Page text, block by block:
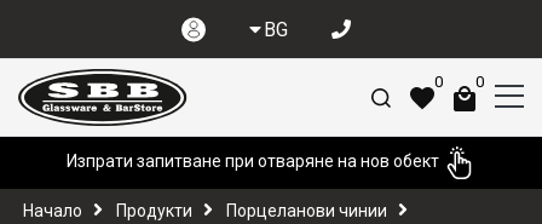
BG
0 0
Изпрати запитване при отваряне на нов обект
Начало Продукти
Порцеланови чинии